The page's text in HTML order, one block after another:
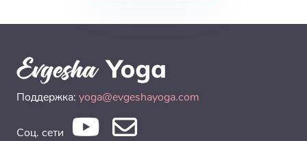
Поддержка: yoga@evgeshayoga.com
Соц. сети